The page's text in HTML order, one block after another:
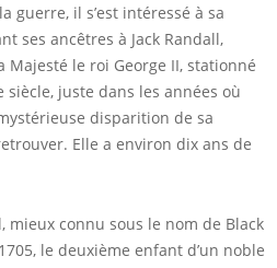
guerre, il s’est intéressé à sa
ses ancêtres à Jack Randall,
Majesté le roi George II, stationné
siècle, juste dans les années où
disparition de sa
Elle a environ dix ans de
mieux connu sous le nom de Black
le deuxième enfant d’un noble